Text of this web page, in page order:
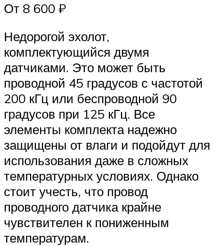
От 8 600 ₽
Недорогой эхолот,
комплектующийся двумя
датчиками. Это может быть
проводной 45 градусов с частотой
200 кГц или беспроводной 90
градусов при 125 кГц. Все
элементы комплекта надежно
защищены от влаги и подойдут для
использования даже в сложных
температурных условиях. Однако
стоит учесть, что провод
проводного датчика крайне
чувствителен к пониженным
температурам.